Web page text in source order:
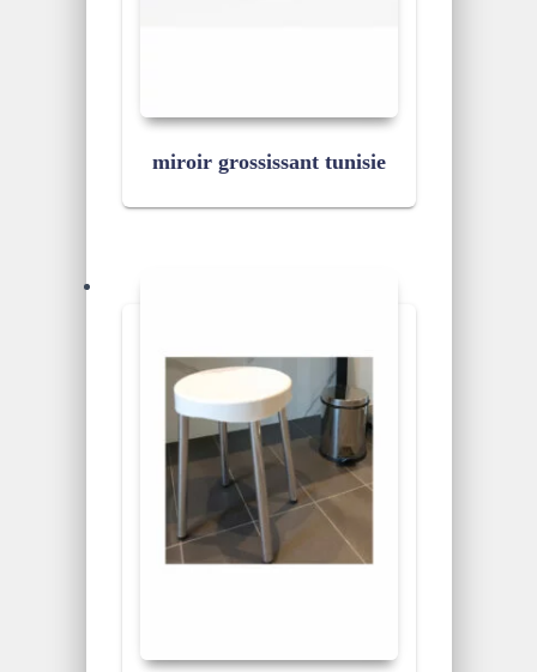
miroir grossissant tunisie